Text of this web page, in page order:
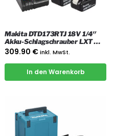
Makita DTD173RTJ 18V 1/4″
Akku-Schlagschrauber LXT mit
2x 5 Ah Akkus, Ladegerät und
Koffer
309.90 €inkl. MwSt.
In den Warenkorb